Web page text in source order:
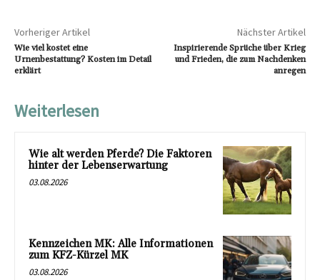
Vorheriger Artikel
Wie viel kostet eine
Urnenbestattung? Kosten im Detail
erklärt
Nächster Artikel
Inspirierende Sprüche über Krieg
und Frieden, die zum Nachdenken
anregen
Weiterlesen
Wie alt werden Pferde? Die Faktoren
hinter der Lebenserwartung
03.08.2026
Kennzeichen MK: Alle Informationen
zum KFZ-Kürzel MK
03.08.2026